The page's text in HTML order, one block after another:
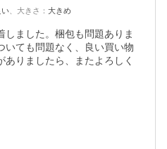
い 大きさ ： 大きめ
ました。梱包も問題ありま
いても問題なく、良い買い物
りましたら、またよろしく